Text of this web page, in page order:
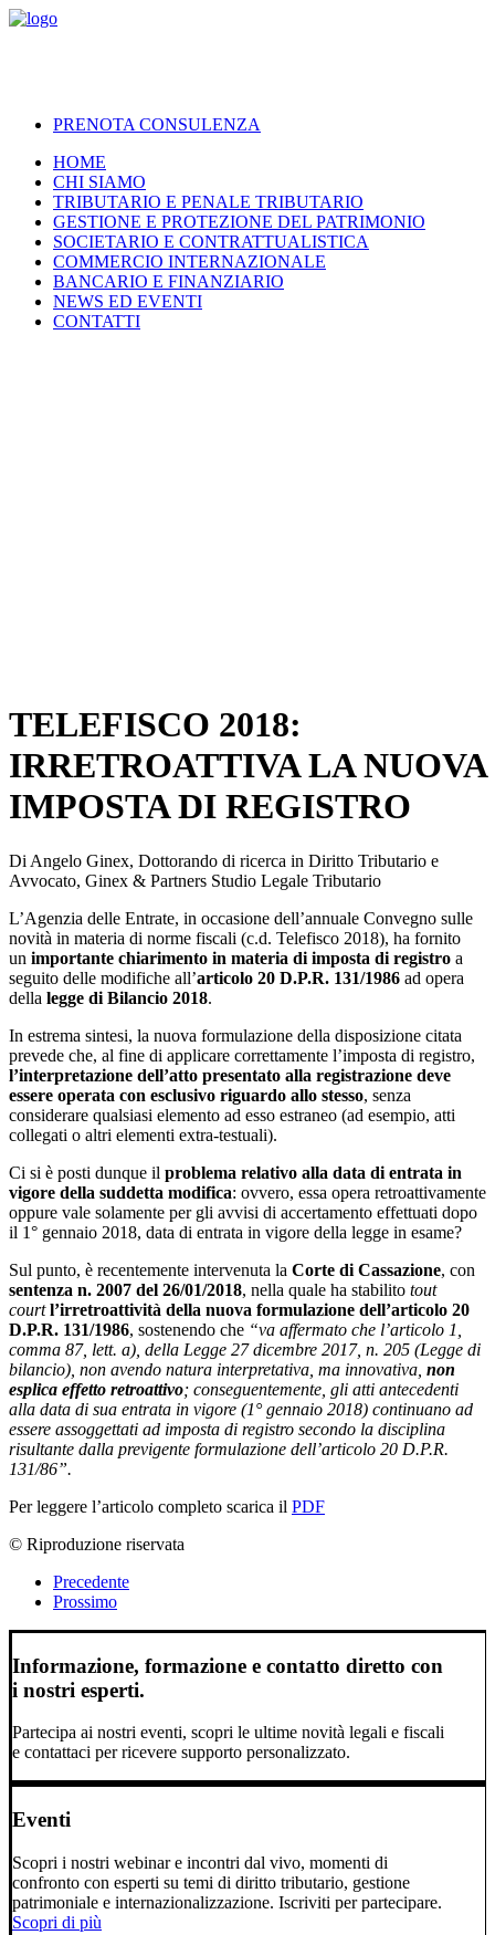
PRENOTA CONSULENZA
HOME
CHI SIAMO
TRIBUTARIO E PENALE TRIBUTARIO
GESTIONE E PROTEZIONE DEL PATRIMONIO
SOCIETARIO E CONTRATTUALISTICA
COMMERCIO INTERNAZIONALE
BANCARIO E FINANZIARIO
NEWS ED EVENTI
CONTATTI
TELEFISCO 2018:
IRRETROATTIVA LA NUOVA
IMPOSTA DI REGISTRO
Di Angelo Ginex, Dottorando di ricerca in Diritto Tributario e
Avvocato, Ginex & Partners Studio Legale Tributario
L’Agenzia delle Entrate, in occasione dell’annuale Convegno sulle
novità in materia di norme fiscali (c.d. Telefisco 2018), ha fornito
un importante chiarimento in materia di imposta di registro a
seguito delle modifiche all’articolo 20 D.P.R. 131/1986 ad opera
della legge di Bilancio 2018.
In estrema sintesi, la nuova formulazione della disposizione citata
prevede che, al fine di applicare correttamente l’imposta di registro,
l’interpretazione dell’atto presentato alla registrazione deve
essere operata con esclusivo riguardo allo stesso, senza
considerare qualsiasi elemento ad esso estraneo (ad esempio, atti
collegati o altri elementi extra-testuali).
Ci si è posti dunque il problema relativo alla data di entrata in
vigore della suddetta modifica: ovvero, essa opera retroattivamente
oppure vale solamente per gli avvisi di accertamento effettuati dopo
il 1° gennaio 2018, data di entrata in vigore della legge in esame?
Sul punto, è recentemente intervenuta la Corte di Cassazione, con
sentenza n. 2007 del 26/01/2018, nella quale ha stabilito tout
court l’irretroattività della nuova formulazione dell’articolo 20
D.P.R. 131/1986, sostenendo che “va affermato che l’articolo 1,
comma 87, lett. a), della Legge 27 dicembre 2017, n. 205 (Legge di
bilancio), non avendo natura interpretativa, ma innovativa, non
esplica effetto retroattivo; conseguentemente, gli atti antecedenti
alla data di sua entrata in vigore (1° gennaio 2018) continuano ad
essere assoggettati ad imposta di registro secondo la disciplina
risultante dalla previgente formulazione dell’articolo 20 D.P.R.
131/86”.
Per leggere l’articolo completo scarica il PDF
© Riproduzione riservata
Precedente
Prossimo
Informazione, formazione e contatto diretto con
i nostri esperti.
Partecipa ai nostri eventi, scopri le ultime novità legali e fiscali
e contattaci per ricevere supporto personalizzato.
Eventi
Scopri i nostri webinar e incontri dal vivo, momenti di
confronto con esperti su temi di diritto tributario, gestione
patrimoniale e internazionalizzazione. Iscriviti per partecipare.
Scopri di più